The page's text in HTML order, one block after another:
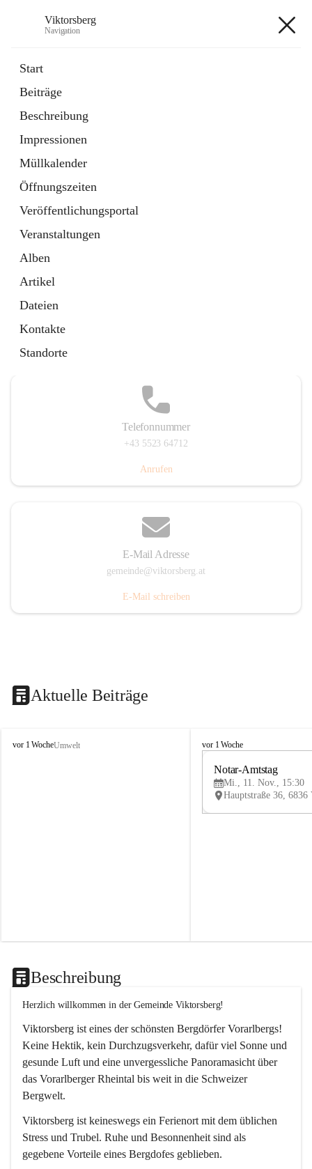
Viktorsberg
Navigation
Start
Beiträge
Beschreibung
Impressionen
Müllkalender
Öffnungszeiten
Veröffentlichungsportal
Veranstaltungen
Alben
Artikel
Dateien
Kontakte
Standorte
1 Schnellzugriff
Bürgerservice
10 Schnellzugriffe
Telefonnummer
+43 5523 64712
Anrufen
E-Mail Adresse
gemeinde@viktorsberg.at
E-Mail schreiben
Aktuelle Beiträge
V
vor 1 WocheUmwelt
V
vor 1 Woche
Notar-Amtstag
Mi., 11. Nov., 15:30
Beschreibung
Herzlich willkommen in der Gemeinde Viktorsberg!
Viktorsberg ist eines der schönsten Bergdörfer Vorarlbergs!
Keine Hektik, kein Durchzugsverkehr, dafür viel Sonne und
gesunde Luft und eine unvergessliche Panoramasicht über
das Vorarlberger Rheintal bis weit in die Schweizer
Bergwelt.
Viktorsberg ist keineswegs ein Ferienort mit dem üblichen
Stress und Trubel. Ruhe und Besonnenheit sind als
gegebene Vorteile eines Bergdofes geblieben.